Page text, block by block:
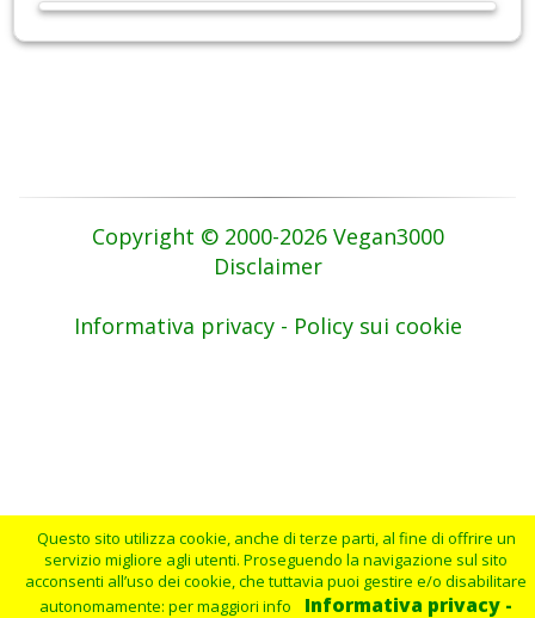
Copyright © 2000-2026 Vegan3000
Disclaimer
Informativa privacy - Policy sui cookie
Questo sito utilizza cookie, anche di terze parti, al fine di offrire un
servizio migliore agli utenti. Proseguendo la navigazione sul sito
acconsenti all’uso dei cookie, che tuttavia puoi gestire e/o disabilitare
autonomamente: per maggiori info
Informativa privacy -